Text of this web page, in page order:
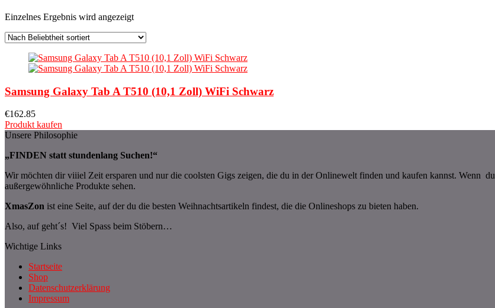
Einzelnes Ergebnis wird angezeigt
Samsung Galaxy Tab A T510 (10,1 Zoll) WiFi Schwarz
€162.85
Produkt kaufen
Unsere Philosophie
„FINDEN statt stundenlang Suchen!“
Wir möchten dir viiiel Zeit ersparen und nur die coolsten Gigs zeigen, die du in der Onlinewelt finden und kaufen kannst. Wenn du
außergewöhnliche Produkte sehen.
XmasZon ist eine Seite, auf der du die besten Weihnachtsartikeln findest, die die Onlineshops zu bieten haben.
Also, auf geht´s! Viel Spass beim Stöbern…
Wichtige Links
Startseite
Shop
Datenschutzerklärung
Impressum